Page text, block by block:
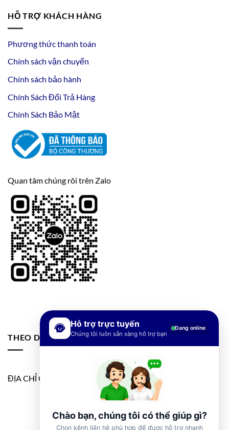
HỖ TRỢ KHÁCH HÀNG
Phương thức thanh toán
Chính sách vận chuyển
Chính sách bảo hành
Chính Sách Đổi Trả Hàng
Chính Sách Bảo Mật
Quan tâm chúng rôi trên Zalo
THEO DÕI FANPAGE
ĐỊA CHỈ GOOGLE MAP
Hỗ trợ trực tuyến
Chúng tôi luôn sẵn sàng hỗ trợ bạn
Đang online
Chào bạn, chúng tôi có thể giúp gì?
Chọn kênh liên hệ phù hợp để được hỗ trợ nhanh